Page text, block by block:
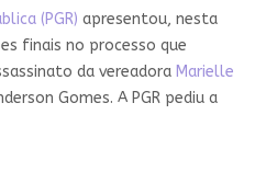
(PGR) apresentou, nesta
finais no processo que
da vereadora Marielle
Gomes. A PGR pediu a